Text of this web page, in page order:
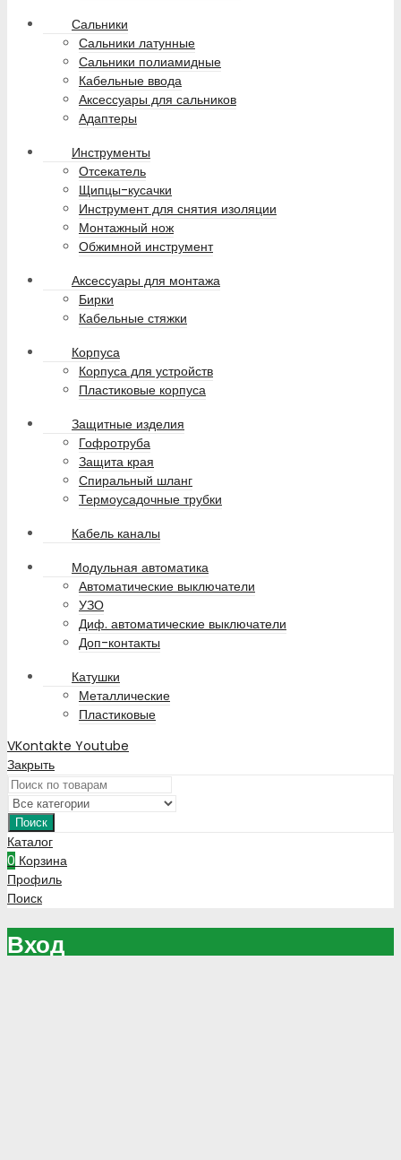
Сальники
Сальники латунные
Сальники полиамидные
Кабельные ввода
Аксессуары для сальников
Адаптеры
Инструменты
Отсекатель
Щипцы-кусачки
Инструмент для снятия изоляции
Монтажный нож
Обжимной инструмент
Аксессуары для монтажа
Бирки
Кабельные стяжки
Корпуса
Корпуса для устройств
Пластиковые корпуса
Защитные изделия
Гофротруба
Защита края
Спиральный шланг
Термоусадочные трубки
Кабель каналы
Модульная автоматика
Автоматические выключатели
УЗО
Диф. автоматические выключатели
Доп-контакты
Катушки
Металлические
Пластиковые
VKontakte Youtube
Закрыть
Поиск
Каталог
0 Корзина
Профиль
Поиск
Вход